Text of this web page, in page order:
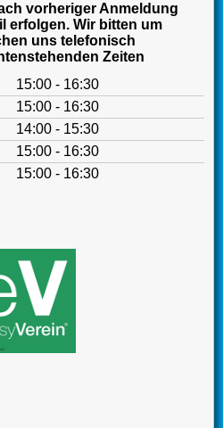
vorheriger Anmeldung
erfolgen. Wir bitten um
uns telefonisch
Zeiten
15:00 - 16:30
15:00 - 16:30
14:00 - 15:30
15:00 - 16:30
15:00 - 16:30